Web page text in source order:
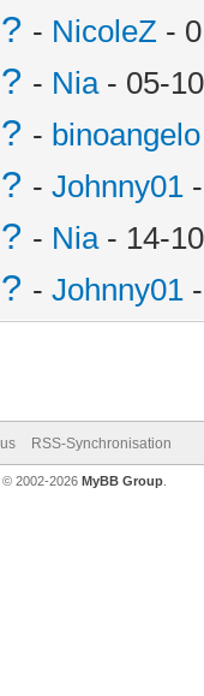
- NicoleZ -
- Nia- 05-
- binoangelo
- Johnny01
- Nia- 14-
- Johnny01
RSS-Synchronisation
, © 2002-2026 MyBB Group